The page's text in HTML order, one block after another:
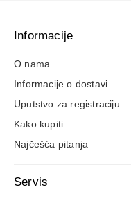
Informacije
O nama
Informacije o dostavi
Uputstvo za registraciju
Kako kupiti
Najčešća pitanja
Servis